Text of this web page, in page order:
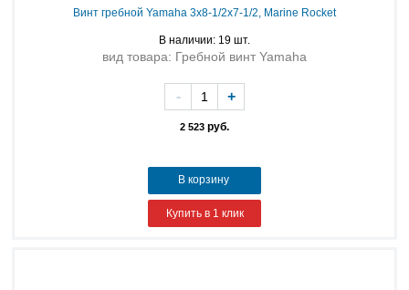
Винт гребной Yamaha 3x8-1/2x7-1/2, Marine Rocket
В наличии: 19 шт.
вид товара: Гребной винт Yamaha
2 523 руб.
- +
В корзину
Купить в 1 клик